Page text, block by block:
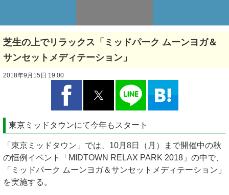
芝生の上でリラックス「ミッドパーク ムーンヨガ＆
サンセットメディテーション」
2018年9月15日 19:00
東京ミッドタウンにて今年もスタート
「東京ミッドタウン」では、10月8日（月）まで開催中の秋
の恒例イベント「MIDTOWN RELAX PARK 2018」の中で、
「ミッドパーク ムーンヨガ＆サンセットメディテーション」
を実施する。